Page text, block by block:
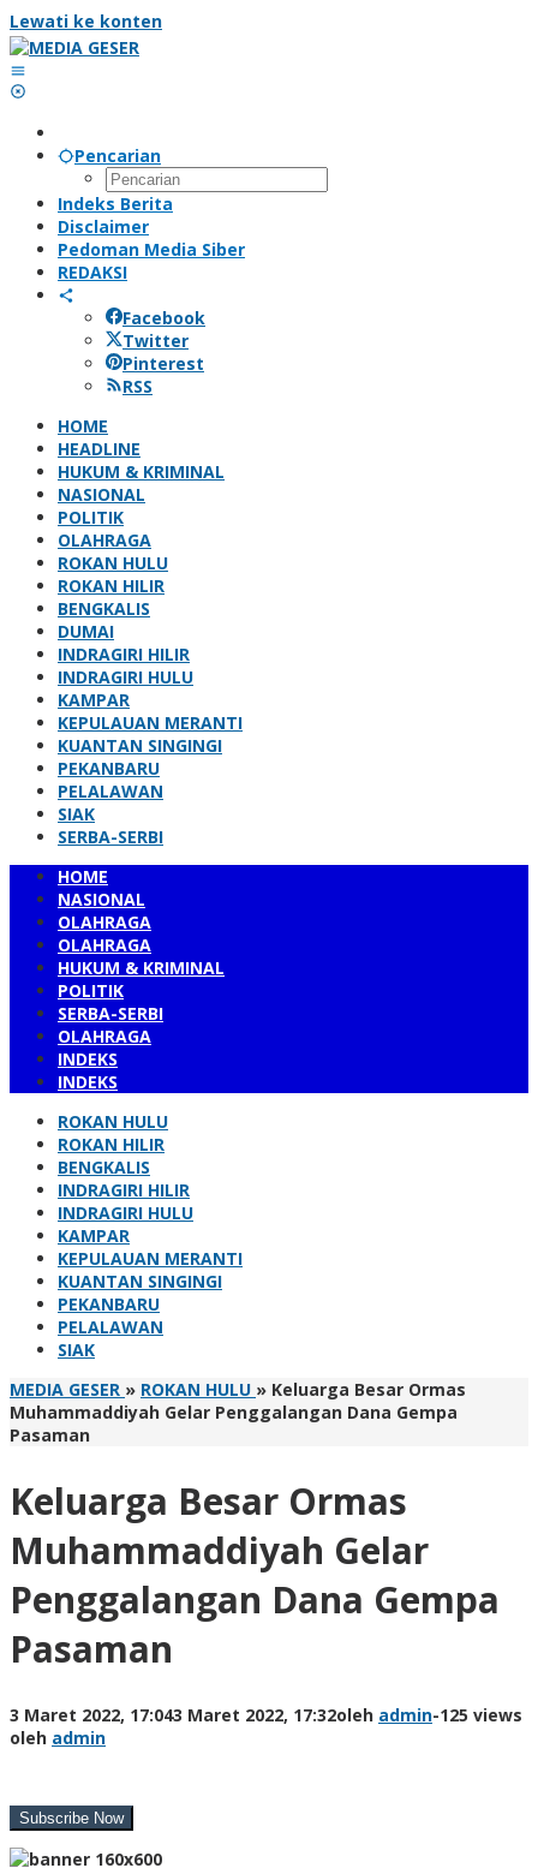
Lewati ke konten
Pencarian
Indeks Berita
Disclaimer
Pedoman Media Siber
REDAKSI
Facebook
Twitter
Pinterest
RSS
HOME
HEADLINE
HUKUM & KRIMINAL
NASIONAL
POLITIK
OLAHRAGA
ROKAN HULU
ROKAN HILIR
BENGKALIS
DUMAI
INDRAGIRI HILIR
INDRAGIRI HULU
KAMPAR
KEPULAUAN MERANTI
KUANTAN SINGINGI
PEKANBARU
PELALAWAN
SIAK
SERBA-SERBI
HOME
NASIONAL
OLAHRAGA
OLAHRAGA
HUKUM & KRIMINAL
POLITIK
SERBA-SERBI
OLAHRAGA
INDEKS
INDEKS
ROKAN HULU
ROKAN HILIR
BENGKALIS
INDRAGIRI HILIR
INDRAGIRI HULU
KAMPAR
KEPULAUAN MERANTI
KUANTAN SINGINGI
PEKANBARU
PELALAWAN
SIAK
MEDIA GESER » ROKAN HULU » Keluarga Besar Ormas
Muhammaddiyah Gelar Penggalangan Dana Gempa
Pasaman
Keluarga Besar Ormas
Muhammaddiyah Gelar
Penggalangan Dana Gempa
Pasaman
3 Maret 2022, 17:043 Maret 2022, 17:32oleh admin-125 views
oleh admin